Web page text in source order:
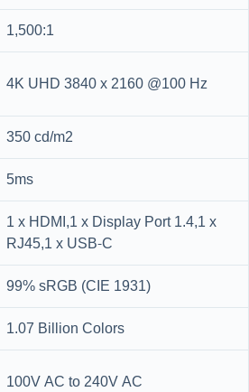
1,500:1
4K UHD 3840 x 2160 @100 Hz
350 cd/m2
5ms
1 x HDMI,1 x Display Port 1.4,1 x
RJ45,1 x USB-C
99% sRGB (CIE 1931)
1.07 Billion Colors
100V AC to 240V AC